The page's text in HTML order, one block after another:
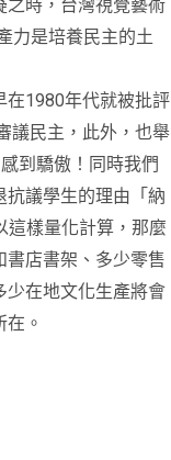
之時，台灣視覺藝術
力是培養民主的土
在1980年代就被批評
議民主，此外，也舉
到驕傲！同時我們
議學生的理由「納
這樣量化計算，那麼
店書架、多少零售
少在地文化生產將會
。